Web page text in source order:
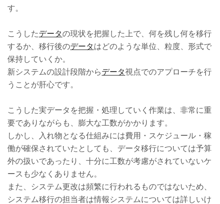
す。
こうしたデータの現状を把握した上で、何を残し何を移行
するか、移行後のデータはどのような単位、粒度、形式で
保持していくか。
新システムの設計段階からデータ視点でのアプローチを行
うことが肝心です。
こうした実データを把握・処理していく作業は、非常に重
要でありながらも、膨大な工数がかかります。
しかし、入れ物となる仕組みには費用・スケジュール・稼
働が確保されていたとしても、データ移行については予算
外の扱いであったり、十分に工数が考慮がされていないケ
ースも少なくありません。
また、システム更改は頻繁に行われるものではないため、
システム移行の担当者は情報システムについては詳しいけ